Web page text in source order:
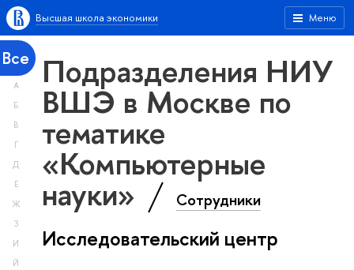
Меню
Высшая школа экономики
Все
А
Б
В
Г
Д
Е
Ж
З
И
Й
Подразделения НИУ
ВШЭ в Москве по
тематике
«Компьютерные
науки» Сотрудники
Исследовательский центр